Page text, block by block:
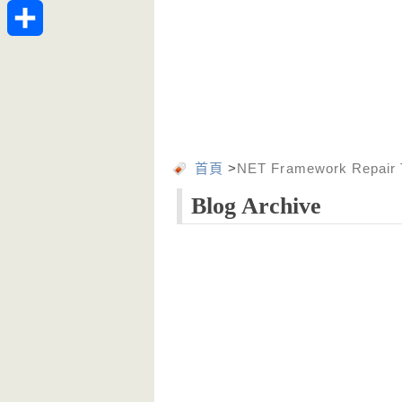
首頁 >NET Framework Repair
Blog Archive
Telegram